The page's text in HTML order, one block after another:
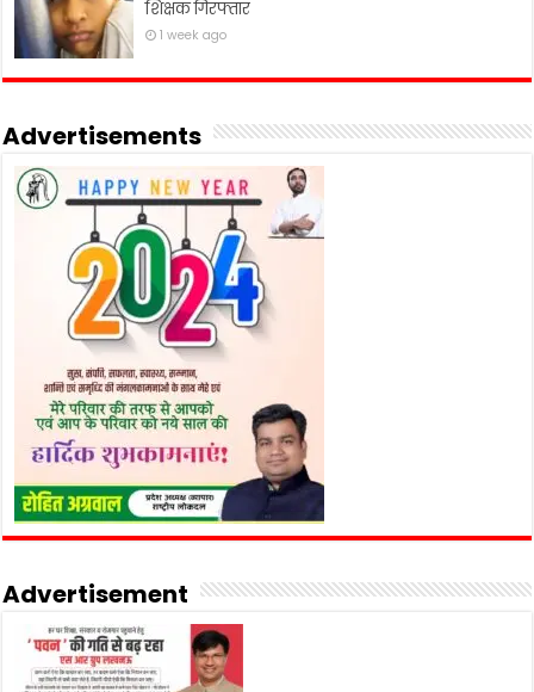
शिक्षक गिरफ्तार
1 week ago
Advertisements
Advertisement